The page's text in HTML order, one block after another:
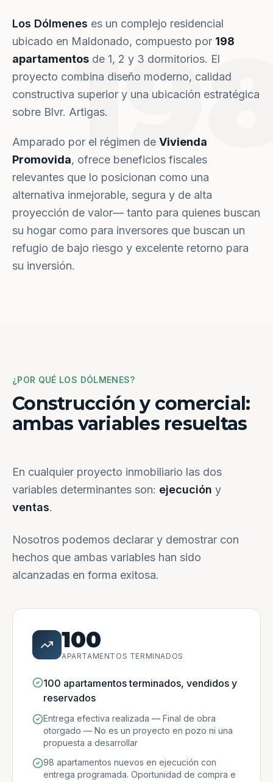
Los Dólmenes es un complejo residencial
ubicado en Maldonado, compuesto por 198
apartamentos de 1, 2 y 3 dormitorios. El
proyecto combina diseño moderno, calidad
constructiva superior y una ubicación estratégica
sobre Blvr. Artigas.
Amparado por el régimen de Vivienda
Promovida, ofrece beneficios fiscales
relevantes que lo posicionan como una
alternativa inmejorable, segura y de alta
proyección de valor— tanto para quienes buscan
su hogar como para inversores que buscan un
refugio de bajo riesgo y excelente retorno para
su inversión.
¿POR QUÉ LOS DÓLMENES?
Construcción y comercial:
ambas variables resueltas
En cualquier proyecto inmobiliario las dos
variables determinantes son: ejecución y
ventas.
Nosotros podemos declarar y demostrar con
hechos que ambas variables han sido
alcanzadas en forma exitosa.
100
APARTAMENTOS TERMINADOS
100 apartamentos terminados, vendidos y
reservados
Entrega efectiva realizada — Final de obra
otorgado — No es un proyecto en pozo ni una
propuesta a desarrollar
98 apartamentos nuevos en ejecución con
entrega programada. Oportunidad de compra e